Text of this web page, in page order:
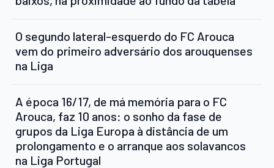
O segundo lateral-esquerdo do FC Arouca
vem do primeiro adversário dos arouquenses
na Liga
A época 16/17, de má memória para o FC
Arouca, faz 10 anos: o sonho da fase de
grupos da Liga Europa à distância de um
prolongamento e o arranque aos solavancos
na Liga Portugal